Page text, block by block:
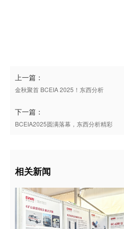
上一篇：
金秋聚首 BCEIA 2025！东西分析
下一篇：
BCEIA2025圆满落幕，东西分析精彩
相关新闻